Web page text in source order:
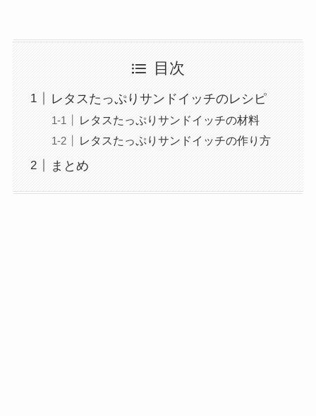
目次
レタスたっぷりサンドイッチのレシピ
レタスたっぷりサンドイッチの材料
レタスたっぷりサンドイッチの作り方
まとめ